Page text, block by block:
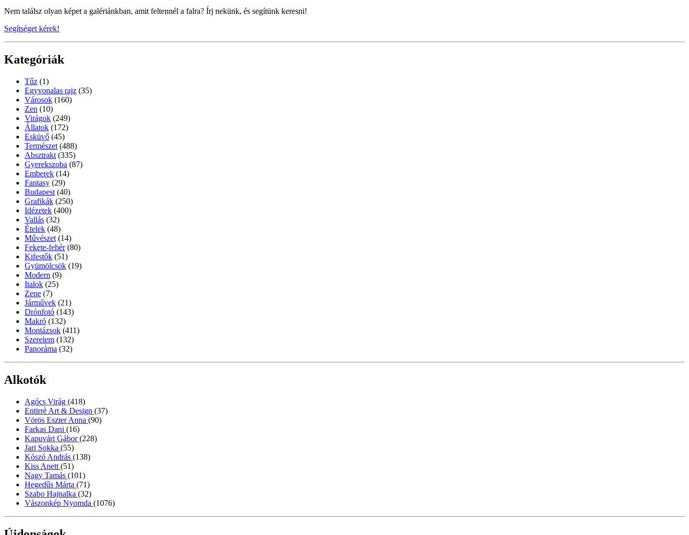
Nem találsz olyan képet a galériánkban, amit feltennél a falra? Írj nekünk, és segítünk keresni!
Segítséget kérek!
Kategóriák
Tűz (1)
Egyvonalas rajz (35)
Városok (160)
Zen (10)
Virágok (249)
Állatok (172)
Esküvő (45)
Természet (488)
Absztrakt (335)
Gyerekszoba (87)
Emberek (14)
Fantasy (29)
Budapest (40)
Grafikák (250)
Idézetek (400)
Vallás (32)
Ételek (48)
Művészet (14)
Fekete-fehér (80)
Kifestők (51)
Gyümölcsök (19)
Modern (9)
Italok (25)
Zene (7)
Járművek (21)
Drónfotó (143)
Makró (132)
Montázsok (411)
Szerelem (132)
Panoráma (32)
Alkotók
Agócs Virág (418)
Entirrè Art & Design (37)
Vörös Eszter Anna (90)
Farkas Dani (16)
Kapuvári Gábor(228)
Jari Sokka (55)
Kószó András (138)
Kiss Anett (51)
Nagy Tamás (101)
Hegedűs Márta (71)
Szabo Hajnalka (32)
Vászonkép Nyomda (1076)